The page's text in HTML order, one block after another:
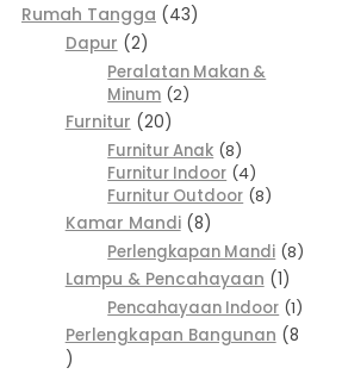
Rumah Tangga 43
Dapur
2
Peralatan Makan &
Minum 2
Furnitur
20
Furnitur Anak 8
Furnitur Indoor 4
Furnitur Outdoor 8
Kamar Mandi 8
Perlengkapan Mandi 8
Lampu & Pencahayaan
1
Pencahayaan Indoor 1
Perlengkapan Bangunan
8